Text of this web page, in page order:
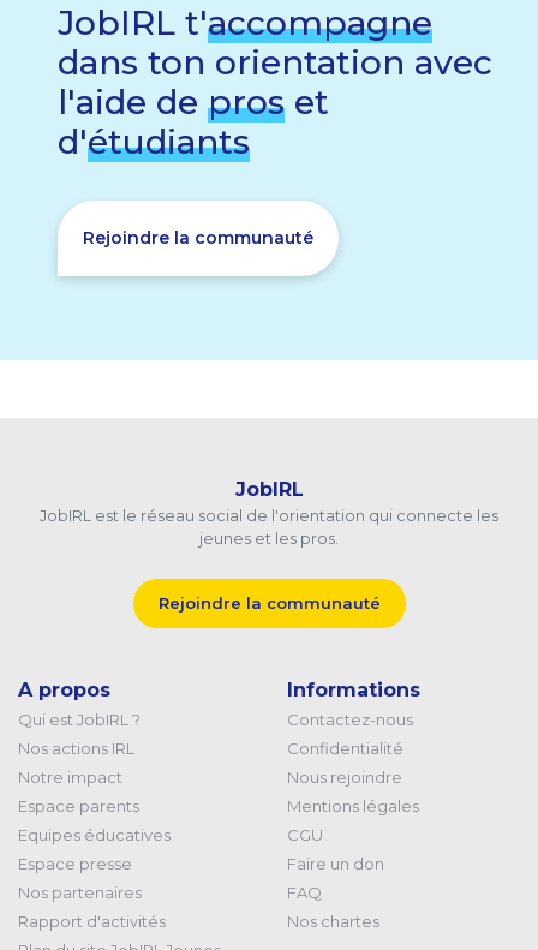
JobIRL t'accompagne
dans ton orientation avec
l'aide de pros et
d'étudiants
Rejoindre la communauté
JobIRL
JobIRL est le réseau social de l'orientation qui connecte les
jeunes et les pros.
Rejoindre la communauté
A propos
Qui est JobIRL ?
Nos actions IRL
Notre impact
Espace parents
Equipes éducatives
Espace presse
Nos partenaires
Rapport d'activités
Informations
Contactez-nous
Confidentialité
Nous rejoindre
Mentions légales
CGU
Faire un don
FAQ
Nos chartes